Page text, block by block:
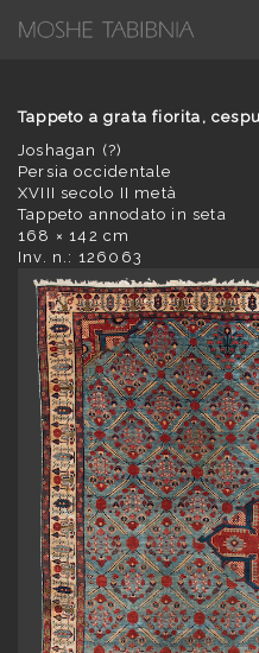
Tappeto a grata fiorita,
Joshagan (?)
Persia occidentale
XVIII secolo II metà
Tappeto annodato in seta
168 × 142 cm
Inv. n.: 126063